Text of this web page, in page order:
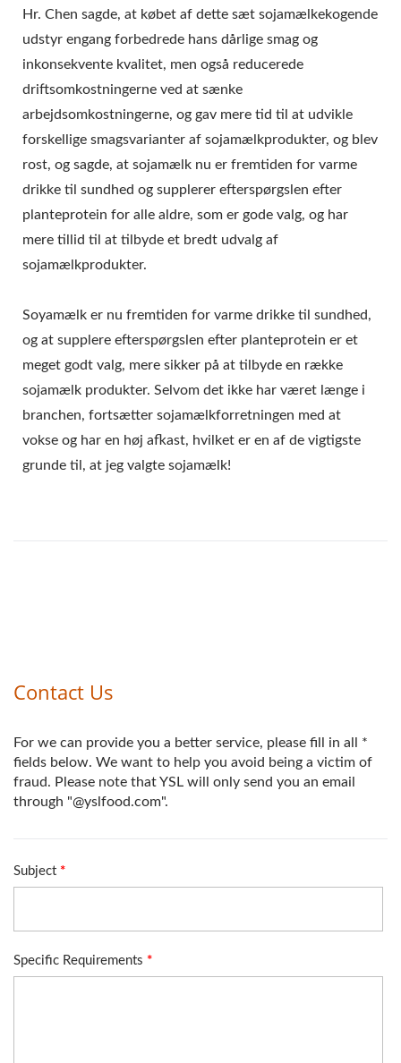
Hr. Chen sagde, at købet af dette sæt sojamælkekogende
udstyr engang forbedrede hans dårlige smag og
inkonsekvente kvalitet, men også reducerede
driftsomkostningerne ved at sænke
arbejdsomkostningerne, og gav mere tid til at udvikle
forskellige smagsvarianter af sojamælkprodukter, og blev
rost, og sagde, at sojamælk nu er fremtiden for varme
drikke til sundhed og supplerer efterspørgslen efter
planteprotein for alle aldre, som er gode valg, og har
mere tillid til at tilbyde et bredt udvalg af
sojamælkprodukter.
Soyamælk er nu fremtiden for varme drikke til sundhed,
og at supplere efterspørgslen efter planteprotein er et
meget godt valg, mere sikker på at tilbyde en række
sojamælk produkter. Selvom det ikke har været længe i
branchen, fortsætter sojamælkforretningen med at
vokse og har en høj afkast, hvilket er en af de vigtigste
grunde til, at jeg valgte sojamælk!